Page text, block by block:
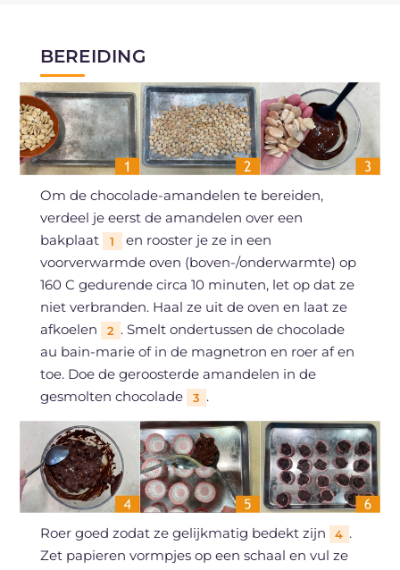
BEREIDING
Om de chocolade-amandelen te bereiden,
verdeel je eerst de amandelen over een
bakplaat
1
en rooster je ze in een
voorverwarmde oven (boven-/onderwarmte) op
160 C gedurende circa 10 minuten, let op dat ze
niet verbranden. Haal ze uit de oven en laat ze
afkoelen
2 . Smelt ondertussen de chocolade
au bain-marie of in de magnetron en roer af en
toe. Doe de geroosterde amandelen in de
gesmolten chocolade
3 .
Roer goed zodat ze gelijkmatig bedekt zijn 4 .
Zet papieren vormpjes op een schaal en vul ze